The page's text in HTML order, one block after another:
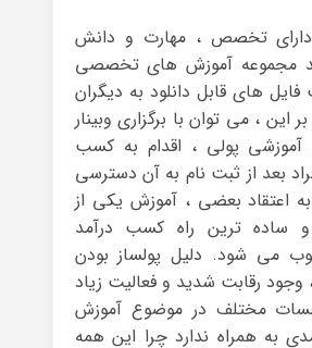
تخصص ، مهارت و دانش
مجموعه آموزش های تخصصی
فایل های قابل دانلود به دیگران
این ، می توان با برگزاری وبینار
آموزشی پولی ، اقدام به کسب
بعد از ثبت نام به آن دسترسی
اعتقاد بعضی ، آموزش یکی از
و ساده ترین راه کسب درآمد
می شود. دلیل پولساز بودن
رقابت شدید و فعالیت زیاد
مختلف در موضوع آموزش
به همراه ندارد چرا این همه